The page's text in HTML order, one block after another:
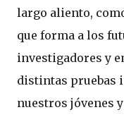
largo aliento,
que forma a los
investigadores y
distintas pruebas
nuestros jóvenes